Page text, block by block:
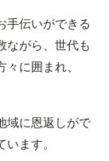
手伝いができる
ながら、世代も
に囲まれ、
域に恩返しがで
ます。